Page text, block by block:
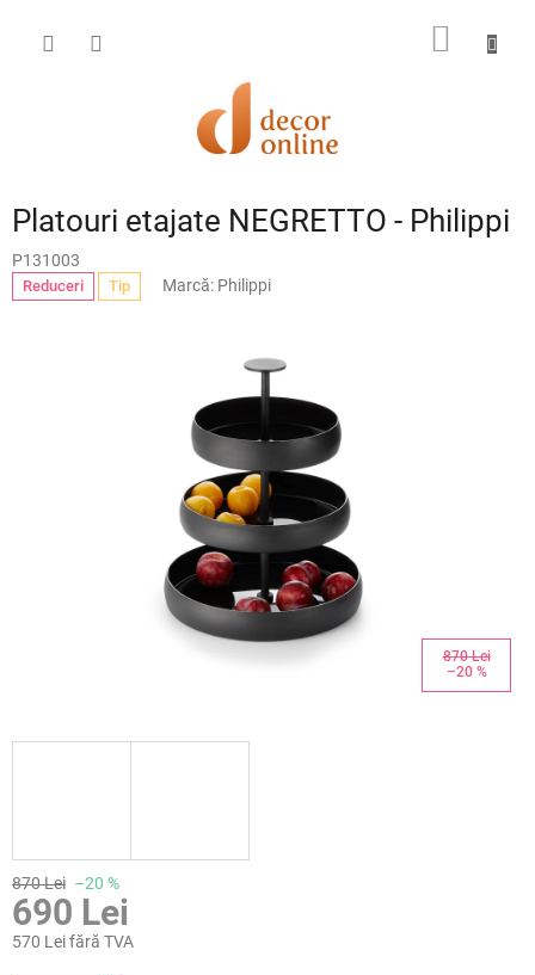
conținut
COŞ
Platouri etajate NEGRETTO - Philippi
P131003
Reduceri Tip Marcă: Philippi
870 Lei
–20 %
870 Lei –20 %
690 Lei
570 Lei fără TVA